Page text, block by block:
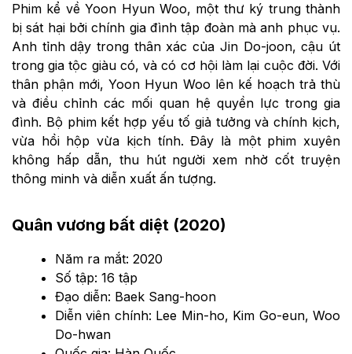
Phim kể về Yoon Hyun Woo, một thư ký trung thành
bị sát hại bởi chính gia đình tập đoàn mà anh phục vụ.
Anh tỉnh dậy trong thân xác của Jin Do-joon, cậu út
trong gia tộc giàu có, và có cơ hội làm lại cuộc đời. Với
thân phận mới, Yoon Hyun Woo lên kế hoạch trả thù
và điều chỉnh các mối quan hệ quyền lực trong gia
đình. Bộ phim kết hợp yếu tố giả tưởng và chính kịch,
vừa hồi hộp vừa kịch tính. Đây là một phim xuyên
không hấp dẫn, thu hút người xem nhờ cốt truyện
thông minh và diễn xuất ấn tượng.
Quân vương bất diệt (2020)
Năm ra mắt: 2020
Số tập: 16 tập
Đạo diễn: Baek Sang-hoon
Diễn viên chính: Lee Min-ho, Kim Go-eun, Woo
Do-hwan